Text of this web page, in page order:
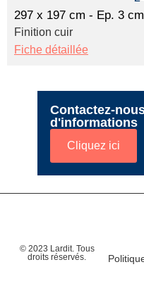
297 x 197 cm - Ep. 3 cm
Finition cuir
Fiche détaillée
Contactez-
d'informations
Cliquez ici
© 2023 Lardit. Tous
droits réservés.